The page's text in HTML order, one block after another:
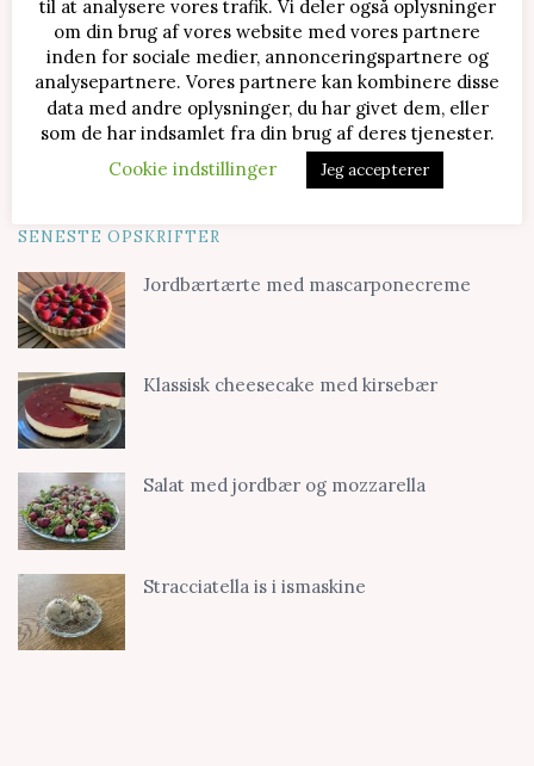
SENESTE OPSKRIFTER
Jordbærtærte med mascarponecreme
Klassisk cheesecake med kirsebær
Salat med jordbær og mozzarella
Stracciatella is i ismaskine
til at analysere vores trafik. Vi deler også oplysninger
om din brug af vores website med vores partnere
inden for sociale medier, annonceringspartnere og
analysepartnere. Vores partnere kan kombinere disse
data med andre oplysninger, du har givet dem, eller
som de har indsamlet fra din brug af deres tjenester.
Cookie indstillinger
Jeg accepterer